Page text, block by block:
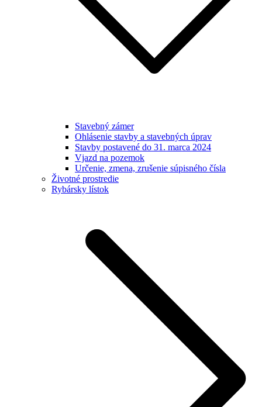
Stavebný zámer
Ohlásenie stavby a stavebných úprav
Stavby postavené do 31. marca 2024
Vjazd na pozemok
Určenie, zmena, zrušenie súpisného čísla
Životné prostredie
Rybársky lístok